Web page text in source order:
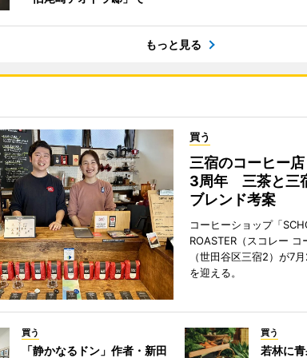
もっと見る
買う
三宿のコーヒー
3周年 三茶と三
ブレンド考案
コーヒーショップ「
ROASTER（スコレー コ
（世田谷区三宿2）が7
を迎える。
買う
「静かなるドン」作者・新田
買う
若林に